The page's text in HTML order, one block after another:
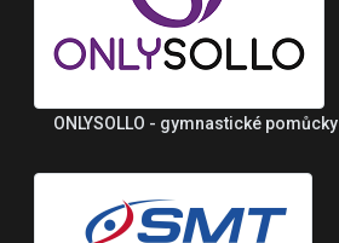
ONLYSOLLO - gymnastické pomůcky